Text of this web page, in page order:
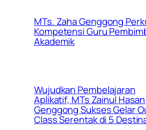
MTs. Zaha Genggong
Kompetensi Guru
Akademik
Wujudkan Pembelajaran
Aplikatif, MTs Zainul Hasan
Genggong Sukses Gelar
Class Serentak di 5